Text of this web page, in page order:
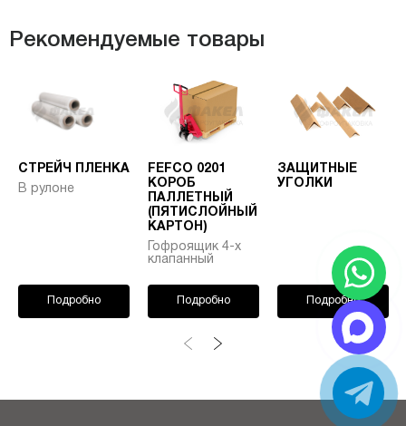
Рекомендуемые товары
СТРЕЙЧ ПЛЕНКА
В рулоне
Подробно
FEFCO 0201
КОРОБ
ПАЛЛЕТНЫЙ
(ПЯТИСЛОЙНЫЙ
КАРТОН)
Гофроящик 4-х
клапанный
Подробно
ЗАЩИТНЫЕ
УГОЛКИ
Подробно